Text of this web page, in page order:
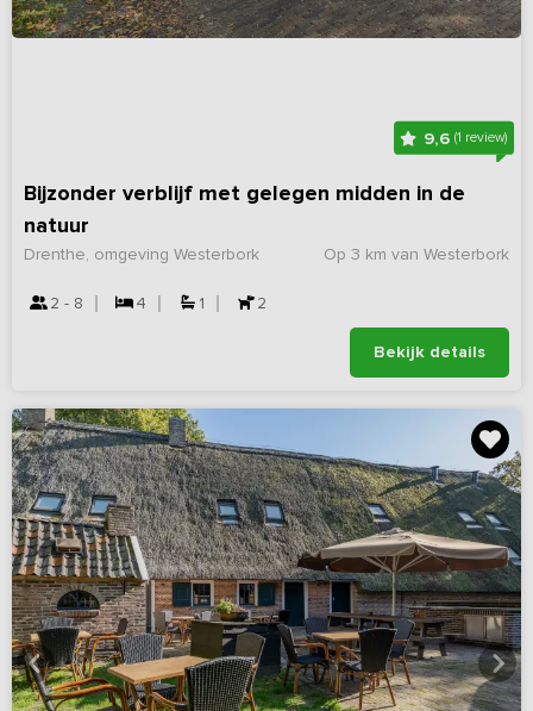
9,6 (1 review)
Bijzonder verblijf met gelegen midden in de
natuur
Op 3 km van Westerbork
Drenthe, omgeving Westerbork
2 - 8 4 1 2
Bekijk details